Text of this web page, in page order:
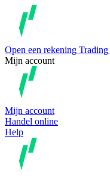
Open een rekening Trading
Mijn account
Mijn account
Handel online
Help